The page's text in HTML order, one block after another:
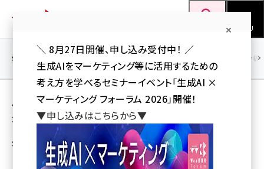
ン
MENU
seo (3532)
ai (2814)
SEO アクセス解析／データ分析
用語「対策」 が使われている記事の一覧
全 18 記事中 1 ～ 18 を表示中
SEO成功事例セミナー（無料）2010年10月7
日(木)開催！
＼ 8月27日開催、申し込み受付中！ ／
生成AIをマーケティング等に活用するための
考え方を学べるセミナーイベント「生成AI ×
マーケティング フォーラム 2026」開催！
▼申し込みはこちらから▼